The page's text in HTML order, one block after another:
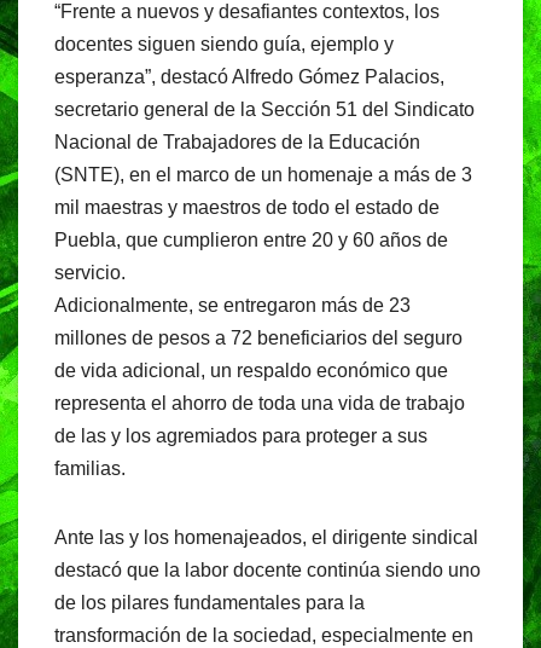
c
e
b
o
o
k
at
s
A
p
p
e
gr
a
m
t
“Frente a nuevos y desafiantes contextos, los
docentes siguen siendo guía, ejemplo y
esperanza”, destacó Alfredo Gómez Palacios,
secretario general de la Sección 51 del Sindicato
Nacional de Trabajadores de la Educación
(SNTE), en el marco de un homenaje a más de 3
mil maestras y maestros de todo el estado de
Puebla, que cumplieron entre 20 y 60 años de
servicio.
Adicionalmente, se entregaron más de 23
millones de pesos a 72 beneficiarios del seguro
de vida adicional, un respaldo económico que
representa el ahorro de toda una vida de trabajo
de las y los agremiados para proteger a sus
familias.
Ante las y los homenajeados, el dirigente sindical
destacó que la labor docente continúa siendo uno
de los pilares fundamentales para la
transformación de la sociedad, especialmente en